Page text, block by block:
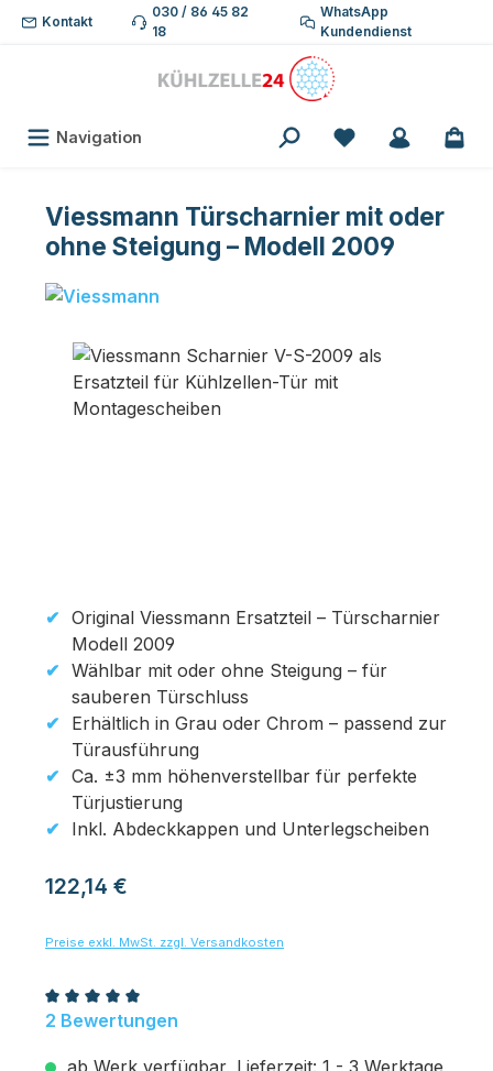
Zum Hauptinhalt springen
Kontakt
030 / 86 45 82
18
WhatsApp
Kundendienst
Navigation Du hast 0
Viessmann Türscharnier mit oder
ohne Steigung – Modell 2009
Bildergalerie überspringen
Original Viessmann Ersatzteil – Türscharnier
Modell 2009
Wählbar mit oder ohne Steigung – für
sauberen Türschluss
Erhältlich in Grau oder Chrom – passend zur
Türausführung
Ca. ±3 mm höhenverstellbar für perfekte
Türjustierung
Inkl. Abdeckkappen und Unterlegscheiben
Regulärer Preis:
122,14 €
Preise exkl. MwSt. zzgl. Versandkosten
Durchschnittliche Bewertung von 5 von 5 Sternen
2 Bewertungen
ab Werk verfügbar, Lieferzeit: 1 - 3 Werktage